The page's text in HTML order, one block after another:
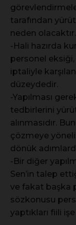
tarafından
neden olacaktır.
-Hali hazırda
personel
iptaliyle
düzeydedir.
-Yapılması
tedbirlerini
alınmasıdır.
çözmeye
dönük
-Bir diğer
Sen’in talep
ve fakat başka
sözkonusu
yaptıkları fiili